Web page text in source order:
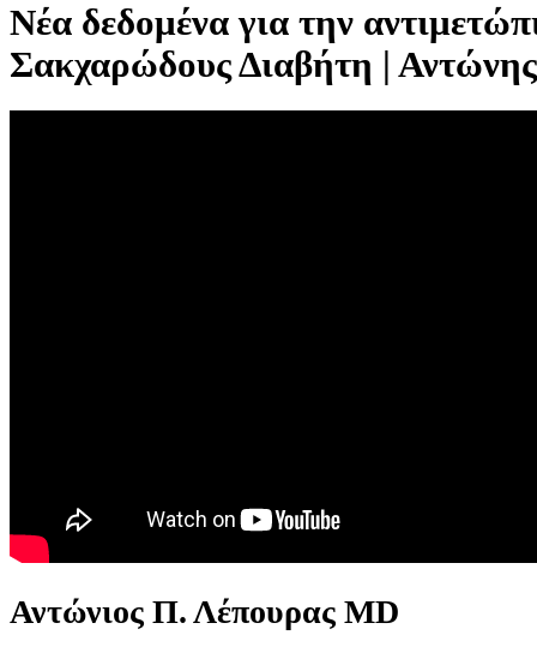
Νέα δεδομένα για την
Σακχαρώδους Διαβήτη |
Αντώνιος Π. Λέπουρας MD